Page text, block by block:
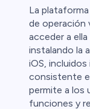
La
de operación
acceder a
instalando la
iOS,
consistente
permite a los
funciones y